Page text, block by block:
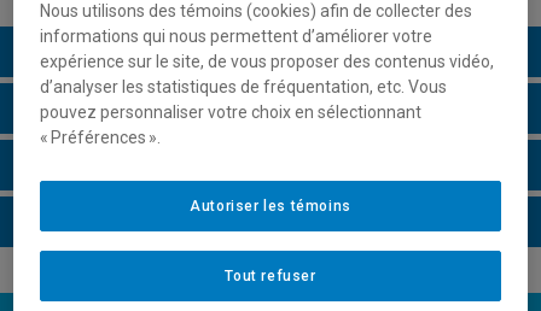
Description du cours
Horaire - Été 2026
Nous utilisons des témoins (cookies) afin de collecter des
informations qui nous permettent d’améliorer votre
expérience sur le site, de vous proposer des contenus vidéo,
d’analyser les statistiques de fréquentation, etc. Vous
pouvez personnaliser votre choix en sélectionnant
« Préférences ».
Tout refuser
Autoriser les témoins